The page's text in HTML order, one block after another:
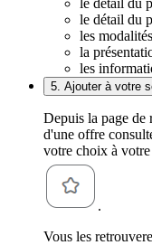
le détail du
les
la
les
5. Ajouter à votre
Depuis la page de
d'une offre
votre choix à
.
Vous les